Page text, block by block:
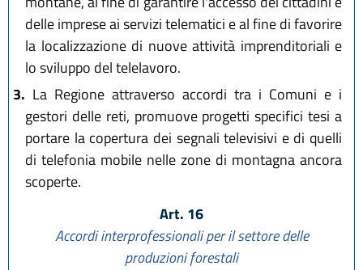
delle imprese ai servizi telematici e al fine di favorire
la localizzazione di nuove attività imprenditoriali e
lo sviluppo del telelavoro.
3. La Regione attraverso accordi tra i Comuni e i
gestori delle reti, promuove progetti specifici tesi a
portare la copertura dei segnali televisivi e di quelli
di telefonia mobile nelle zone di montagna ancora
scoperte.
Art. 16
Accordi interprofessionali per il settore delle
produzioni forestali